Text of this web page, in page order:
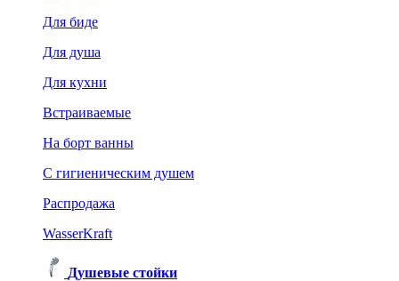
Для биде
Для душа
Для кухни
Встраиваемые
На борт ванны
C гигиеническим душем
Распродажа
WasserKraft
Душевые стойки